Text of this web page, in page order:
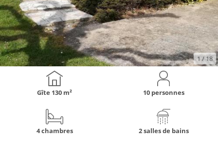
1 / 18
Gîte 130 m² 10 personnes
4 chambres 2 salles de bains